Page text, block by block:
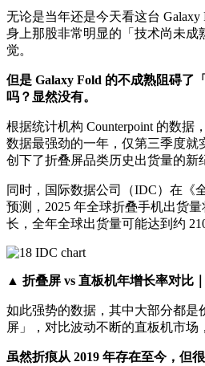
无论是当年还是今天看这台 Galaxy
身上那股非常明显的「技术尚未成
觉。
但是 Galaxy Fold 的不成熟阻碍了
吗？显然没有。
根据统计机构 Counterpoint 的数据
数据最强劲的一年，仅第三季度就
创下了折叠屏品类历史出货量的新
同时，国际数据公司（IDC）在《
预测，2025 年全球折叠手机出货
长，全年全球出货量可能达到约
▲ 折叠屏 vs 直板机年增长率对比
如此强势的数据，其中大部分都是
屏」，对比波动不断的直板机市场
虽然折痕从 2019 年存在至今，但